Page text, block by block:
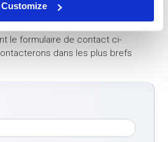
Customize
pas à nous contacter. Appelez-
le formulaire de contact ci-
dans les plus brefs